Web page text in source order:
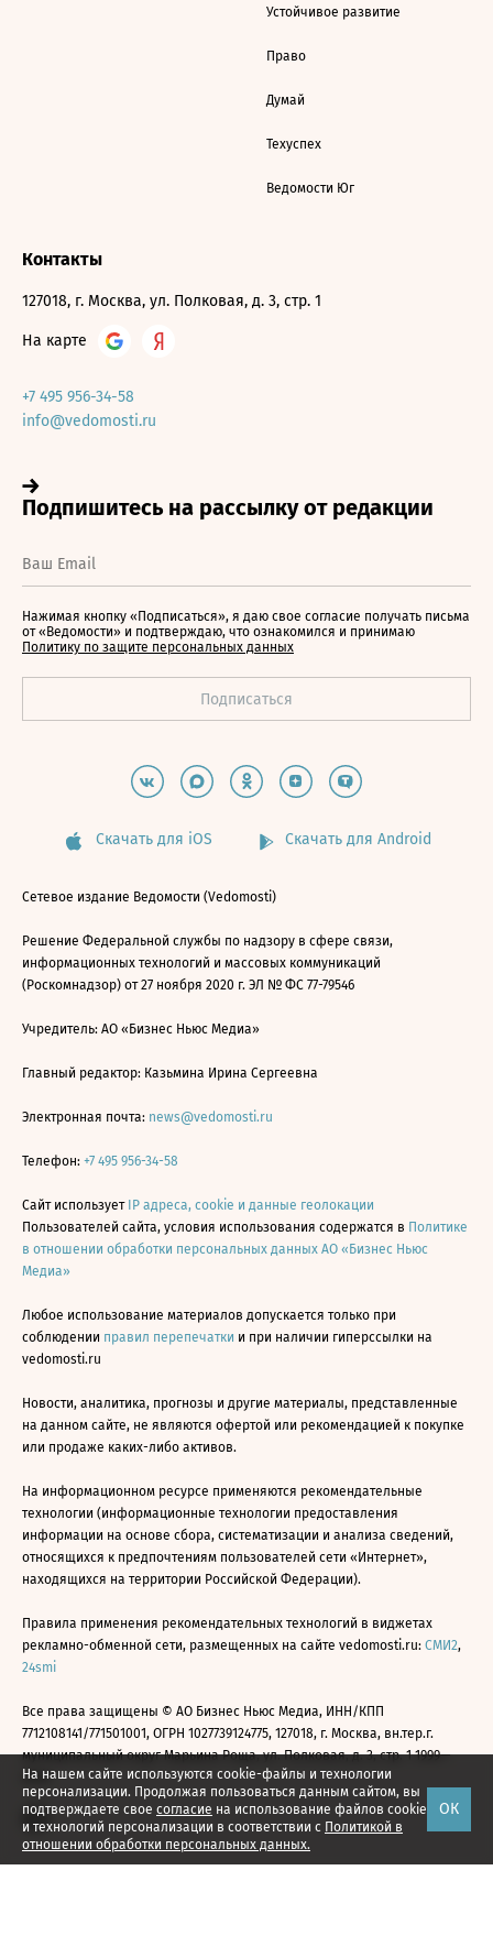
На нашем сайте используются cookie-файлы и технологии
персонализации. Продолжая пользоваться данным сайтом, вы
подтверждаете свое согласие на использование файлов cookie
и технологий персонализации в соответствии с Политикой в
отношении обработки персональных данных.
ОК
Устойчивое развитие
Право
Думай
Техуспех
Ведомости Юг
Контакты
127018, г. Москва, ул. Полковая, д. 3, стр. 1
На карте
+7 495 956-34-58
info@vedomosti.ru
Нажимая кнопку «Подписаться», я даю свое согласие получать письма
от «Ведомости» и подтверждаю, что ознакомился и принимаю
Политику по защите персональных данных
Скачать для iOS Скачать для Android
Сетевое издание Ведомости (Vedomosti)
Решение Федеральной службы по надзору в сфере связи,
информационных технологий и массовых коммуникаций
(Роскомнадзор) от 27 ноября 2020 г. ЭЛ № ФС 77-79546
Учредитель: АО «Бизнес Ньюс Медиа»
Главный редактор: Казьмина Ирина Сергеевна
Электронная почта: news@vedomosti.ru
Телефон: +7 495 956-34-58
Сайт использует IP адреса, cookie и данные геолокации
Пользователей сайта, условия использования содержатся в Политике
в отношении обработки персональных данных АО «Бизнес Ньюс
Медиа»
Любое использование материалов допускается только при
соблюдении правил перепечатки и при наличии гиперссылки на
vedomosti.ru
Новости, аналитика, прогнозы и другие материалы, представленные
на данном сайте, не являются офертой или рекомендацией к покупке
или продаже каких-либо активов.
На информационном ресурсе применяются рекомендательные
технологии (информационные технологии предоставления
информации на основе сбора, систематизации и анализа сведений,
относящихся к предпочтениям пользователей сети «Интернет»,
находящихся на территории Российской Федерации).
Правила применения рекомендательных технологий в виджетах
рекламно-обменной сети, размещенных на сайте vedomosti.ru: СМИ2,
24smi
Все права защищены © АО Бизнес Ньюс Медиа, ИНН/КПП
7712108141/771501001, ОГРН 1027739124775, 127018, г. Москва, вн.тер.г.
муниципальный округ Марьина Роща, ул. Полковая, д. 3, стр. 1 1999—
2026